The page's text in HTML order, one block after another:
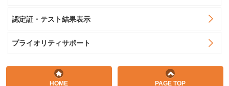
認定証・テスト結果表示
プライオリティサポート
HOME PAGE TOP